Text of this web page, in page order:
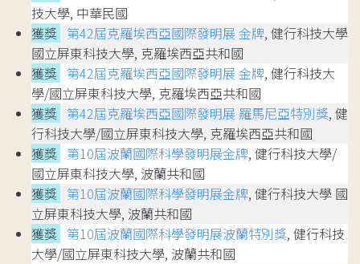
技大學, 中華民國
獲獎 第42屆克羅埃西亞國際發明展 金牌, 健行科技大學
國立屏東科技大學, 克羅埃西亞共和國
獲獎 第42屆克羅埃西亞國際發明展 金牌, 健行科技大
學/國立屏東科技大學, 克羅埃西亞共和國
獲獎 第42屆克羅埃西亞國際發明展 羅馬尼亞特別獎, 健
行科技大學/國立屏東科技大學, 克羅埃西亞共和國
獲獎 第10屆波蘭國際科學發明展金牌, 健行科技大學/
國立屏東科技大學, 波蘭共和國
獲獎 第10屆波蘭國際科學發明展金牌, 健行科技大學 國
立屏東科技大學, 波蘭共和國
獲獎 第10屆波蘭國際科學發明展波蘭特別獎, 健行科技
大學/國立屏東科技大學, 波蘭共和國